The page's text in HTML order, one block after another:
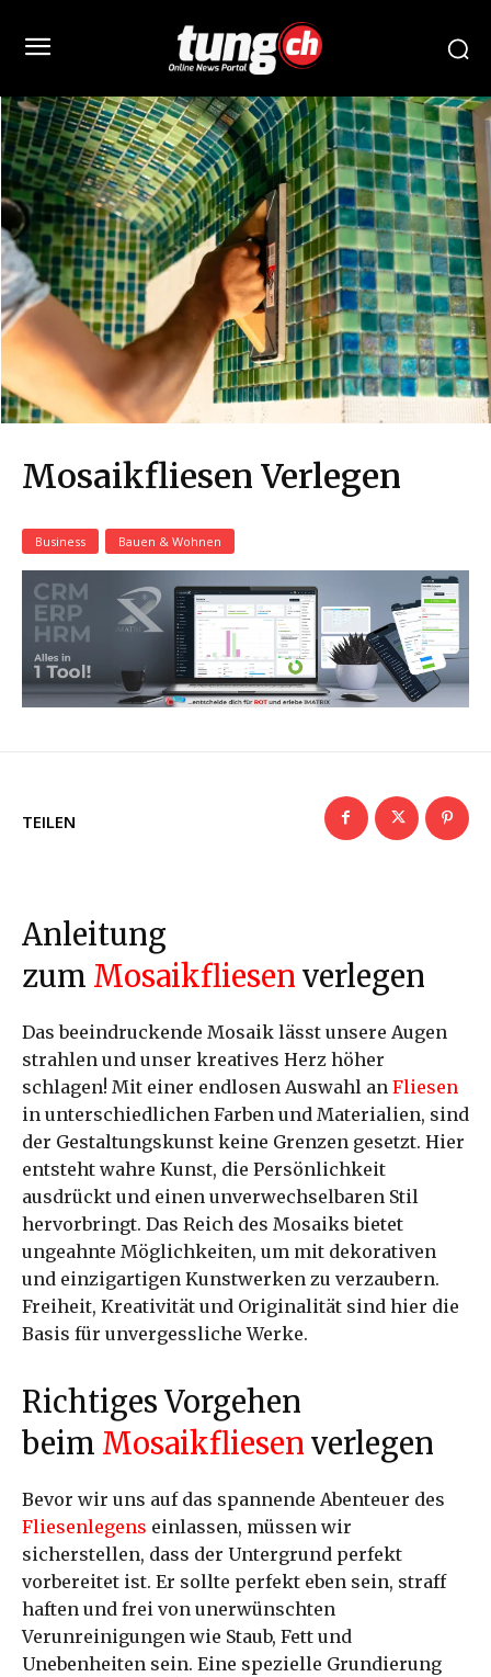
Mosaikfliesen Verlegen
Business Bauen & Wohnen
TEILEN
Anleitung
zum Mosaikfliesen verlegen
Das beeindruckende Mosaik lässt unsere Augen
strahlen und unser kreatives Herz höher
schlagen! Mit einer endlosen Auswahl an Fliesen
in unterschiedlichen Farben und Materialien, sind
der Gestaltungskunst keine Grenzen gesetzt. Hier
entsteht wahre Kunst, die Persönlichkeit
ausdrückt und einen unverwechselbaren Stil
hervorbringt. Das Reich des Mosaiks bietet
ungeahnte Möglichkeiten, um mit dekorativen
und einzigartigen Kunstwerken zu verzaubern.
Freiheit, Kreativität und Originalität sind hier die
Basis für unvergessliche Werke.
Richtiges Vorgehen
beim Mosaikfliesen verlegen
Bevor wir uns auf das spannende Abenteuer des
Fliesenlegens einlassen, müssen wir
sicherstellen, dass der Untergrund perfekt
vorbereitet ist. Er sollte perfekt eben sein, straff
haften und frei von unerwünschten
Verunreinigungen wie Staub, Fett und
Unebenheiten sein. Eine spezielle Grundierung